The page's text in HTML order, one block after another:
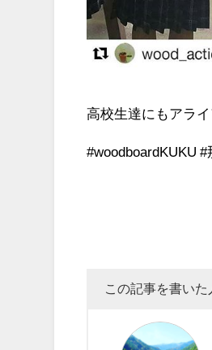
高校生達にもアラ
#woodboardKUKU
この記事を書いた